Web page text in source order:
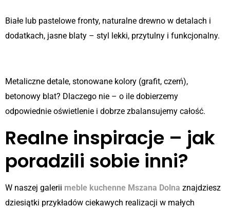
Białe lub pastelowe fronty, naturalne drewno w detalach i
dodatkach, jasne blaty – styl lekki, przytulny i funkcjonalny.
Metaliczne detale, stonowane kolory (grafit, czerń),
betonowy blat? Dlaczego nie – o ile dobierzemy
odpowiednie oświetlenie i dobrze zbalansujemy całość.
Realne inspiracje – jak
poradzili sobie inni?
W naszej galerii meble kuchenne Mszana Dolna znajdziesz
dziesiątki przykładów ciekawych realizacji w małych